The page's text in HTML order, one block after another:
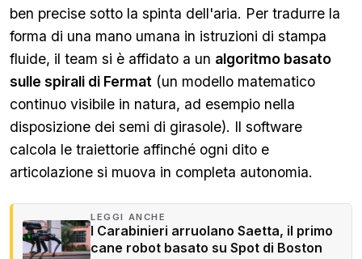
ben precise sotto la spinta dell'aria. Per tradurre la
forma di una mano umana in istruzioni di stampa
fluide, il team si è affidato a un algoritmo basato
sulle spirali di Fermat (un modello matematico
continuo visibile in natura, ad esempio nella
disposizione dei semi di girasole). Il software
calcola le traiettorie affinché ogni dito e
articolazione si muova in completa autonomia.
LEGGI ANCHE
I Carabinieri arruolano Saetta, il primo
cane robot basato su Spot di Boston